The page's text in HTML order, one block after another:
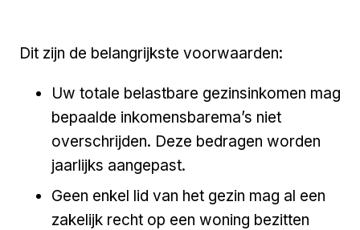
Dit zijn de belangrijkste voorwaarden:
Uw totale belastbare gezinsinkomen mag
bepaalde inkomensbarema’s niet
overschrijden. Deze bedragen worden
jaarlijks aangepast.
Geen enkel lid van het gezin mag al een
zakelijk recht op een woning bezitten